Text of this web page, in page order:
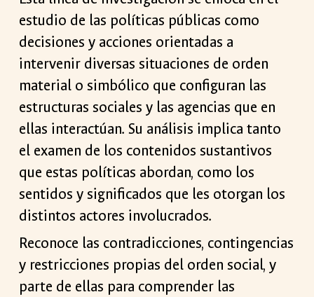
estudio de las políticas públicas como
decisiones y acciones orientadas a
intervenir diversas situaciones de orden
material o simbólico que configuran las
estructuras sociales y las agencias que en
ellas interactúan. Su análisis implica tanto
el examen de los contenidos sustantivos
que estas políticas abordan, como los
sentidos y significados que les otorgan los
distintos actores involucrados.
Reconoce las contradicciones, contingencias
y restricciones propias del orden social, y
parte de ellas para comprender las